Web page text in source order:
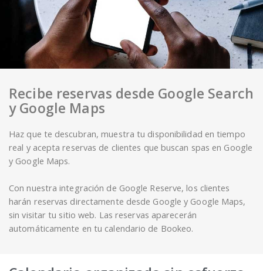
Recibe reservas desde Google Search
y Google Maps
Haz que te descubran, muestra tu disponibilidad en tiempo
real y acepta reservas de clientes que buscan spas en Google
y Google Maps.
Con nuestra integración de Google Reserve, los clientes
harán reservas directamente desde Google y Google Maps,
sin visitar tu sitio web. Las reservas aparecerán
automáticamente en tu calendario de Bookeo.